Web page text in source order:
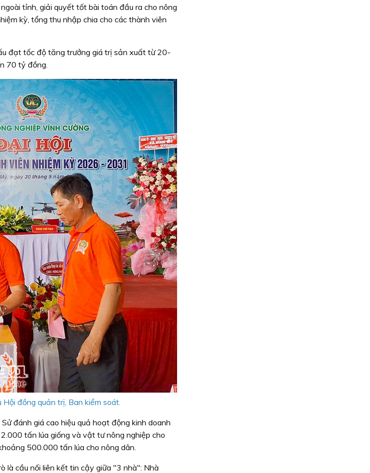
tỉnh, giải quyết tốt bài toán đầu ra cho nông
kỳ, tổng thu nhập chia cho các thành viên
đạt tốc độ tăng trưởng giá trị sản xuất từ 20-
70 tỷ đồng.
đồng quản trị, Ban kiểm soát.
đánh giá cao hiệu quả hoạt động kinh doanh
tấn lúa giống và vật tư nông nghiệp cho
500.000 tấn lúa cho nông dân.
là cầu nối liên kết tin cậy giữa "3 nhà": Nhà